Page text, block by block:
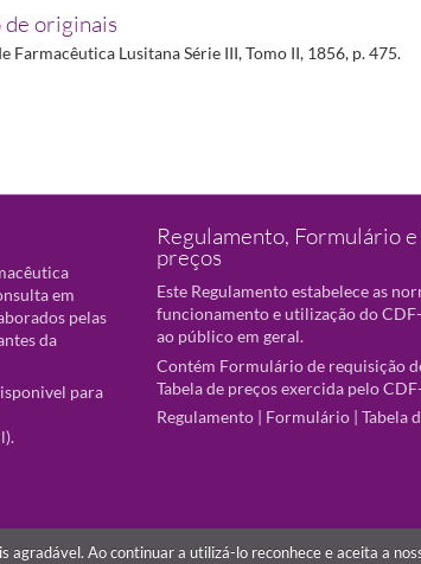
de originais
Farmacêutica Lusitana Série III, Tomo II, 1856, p. 475.
em
pelas
da
para
).
Regulamento, Formulário e
preços
Este Regulamento estabelece as
funcionamento e utilização do
ao público em geral.
Contém Formulário de requisição
Tabela de preços exercida pelo
Regulamento | Formulário | Tabela
Ao continuar a utilizá-lo reconhece e aceita a